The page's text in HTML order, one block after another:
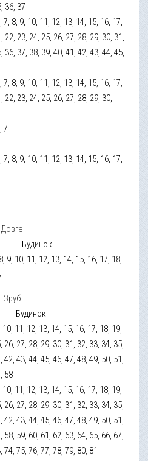
36, 37
7, 8, 9, 10, 11, 12, 13, 14, 15, 16, 17,
22, 23, 24, 25, 26, 27, 28, 29, 30, 31,
36, 37, 38, 39, 40, 41, 42, 43, 44, 45,
7, 8, 9, 10, 11, 12, 13, 14, 15, 16, 17,
22, 23, 24, 25, 26, 27, 28, 29, 30,
7
7, 8, 9, 10, 11, 12, 13, 14, 15, 16, 17,
Довге
Будинок
9, 10, 11, 12, 13, 14, 15, 16, 17, 18,
Зруб
Будинок
10, 11, 12, 13, 14, 15, 16, 17, 18, 19,
26, 27, 28, 29, 30, 31, 32, 33, 34, 35,
42, 43, 44, 45, 46, 47, 48, 49, 50, 51,
58
10, 11, 12, 13, 14, 15, 16, 17, 18, 19,
26, 27, 28, 29, 30, 31, 32, 33, 34, 35,
42, 43, 44, 45, 46, 47, 48, 49, 50, 51,
58, 59, 60, 61, 62, 63, 64, 65, 66, 67,
74, 75, 76, 77, 78, 79, 80, 81